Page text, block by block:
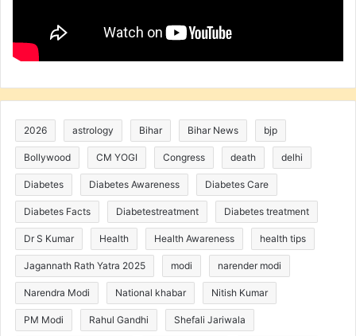
2026 astrology Bihar Bihar News bjp
Bollywood CM YOGI Congress death delhi
Diabetes Diabetes Awareness Diabetes Care
Diabetes Facts Diabetestreatment Diabetes treatment
Dr S Kumar Health Health Awareness health tips
Jagannath Rath Yatra 2025 modi narender modi
Narendra Modi National khabar Nitish Kumar
PM Modi Rahul Gandhi Shefali Jariwala